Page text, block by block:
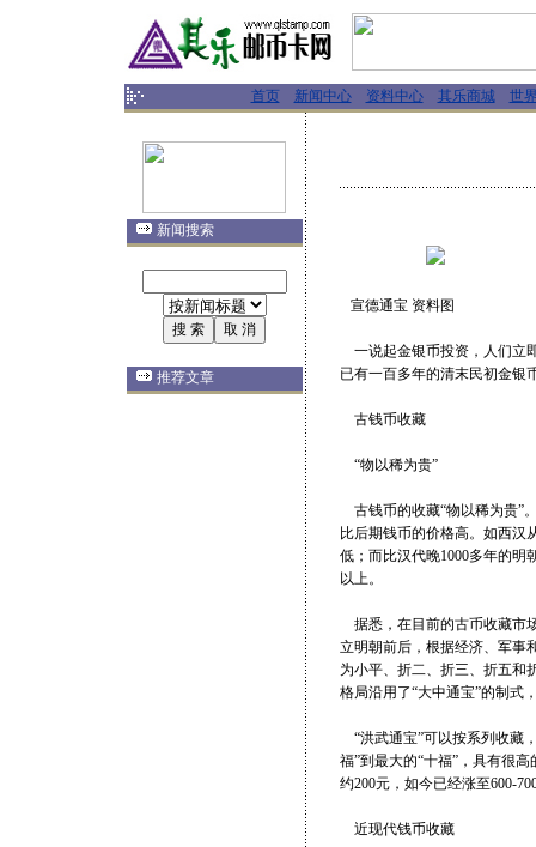
首页 新闻中心 资料中心 其乐商城 世
新闻搜索
推荐文章
宣德通宝 资料图
一说起金银币投资，人们立
已有一百多年的清末民初金银
古钱币收藏
“物以稀为贵”
古钱币的收藏“物以稀为贵”
比后期钱币的价格高。如西汉
低；而比汉代晚1000多年的明
以上。
据悉，在目前的古币收藏市
立明朝前后，根据经济、军事
为小平、折二、折三、折五和
格局沿用了“大中通宝”的制式
“洪武通宝”可以按系列收藏
福”到最大的“十福”，具有很
约200元，如今已经涨至600-
近现代钱币收藏